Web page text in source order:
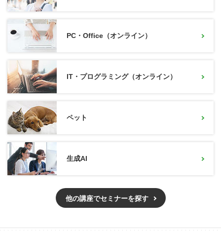
PC・Office（オンライン）
IT・プログラミング（オンライン）
ペット
生成AI
他の講座でセミナーを探す